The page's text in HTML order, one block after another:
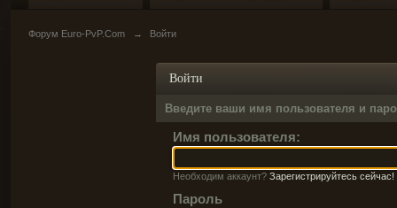
Форум Euro-PvP.Com → Войти
Войти
Введите ваши имя пользователя и
Имя пользователя:
Необходим аккаунт? Зарегистрируйтесь сейчас!
Пароль